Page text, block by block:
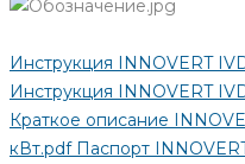
Инструкция INNOVERT
Инструкция INNOVERT
Краткое описание
кВт.pdf Паспорт